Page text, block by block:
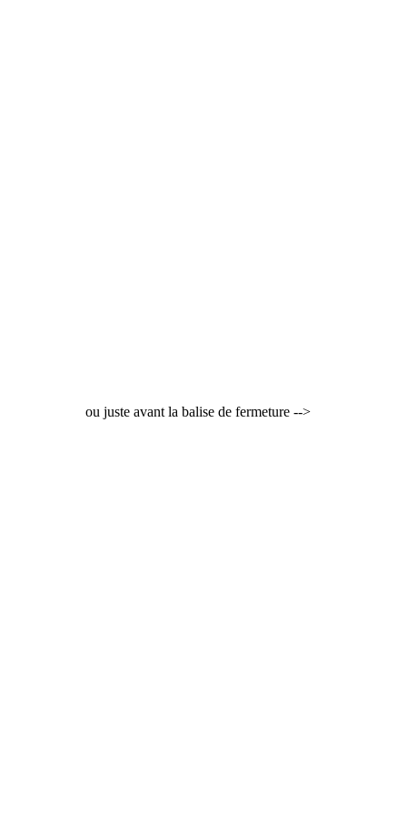
ou juste avant la balise de fermeture -->